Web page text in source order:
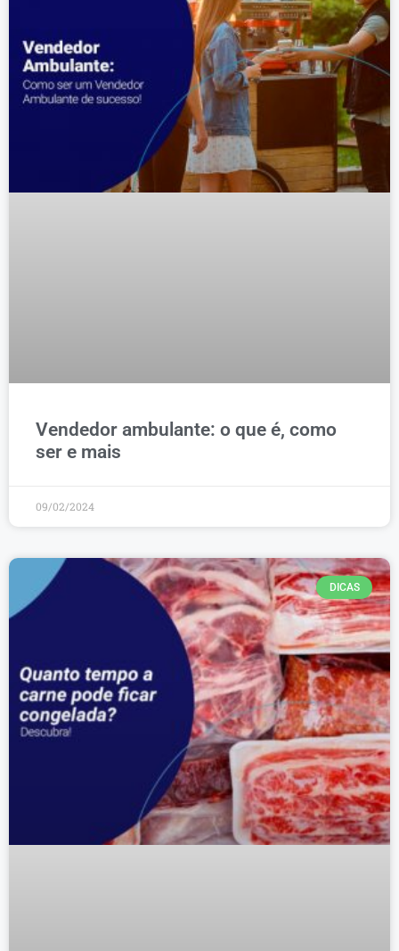
Vendedor ambulante: o que é, como
ser e mais
09/02/2024
DICAS